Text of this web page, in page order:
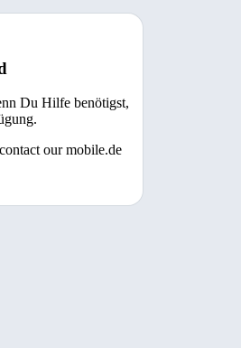
Du Hilfe benötigst,
our mobile.de